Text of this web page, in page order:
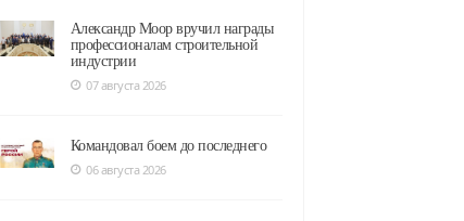
Александр Моор вручил награды
профессионалам строительной
индустрии
07 августа 2026
Командовал боем до последнего
06 августа 2026